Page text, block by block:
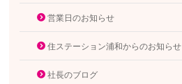
営業日のお知らせ
住ステーション浦和からのお知らせ
社長のブログ